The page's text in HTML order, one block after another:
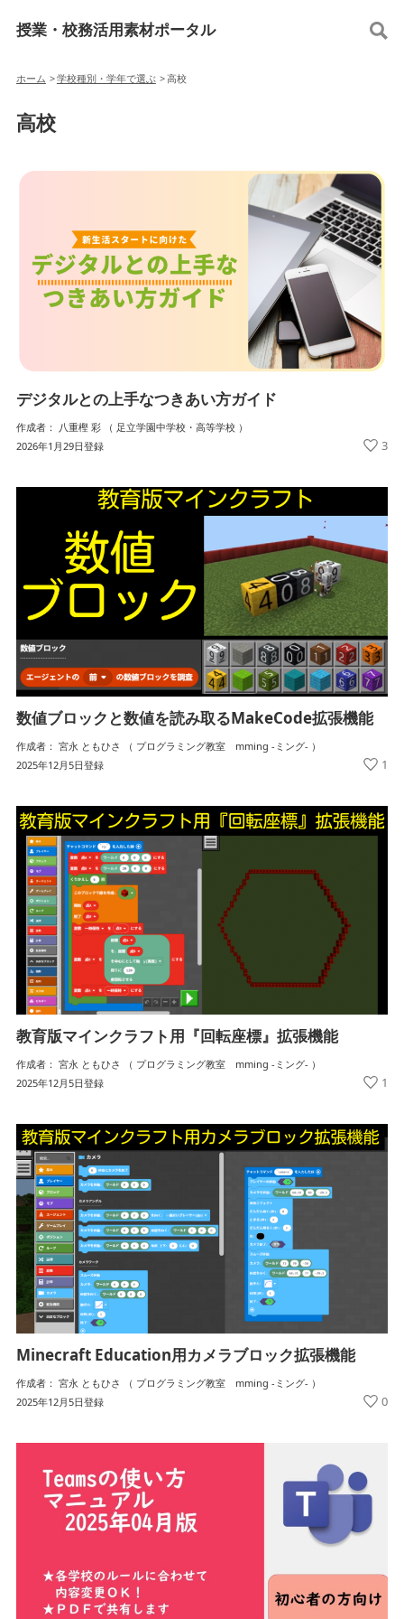
授業・校務活用素材ポータル
ホーム >学校種別・学年で選ぶ >高校
高校
デジタルとの上手なつきあい方ガイド
作成者： 八重樫 彩 （ 足立学園中学校・高等学校 ）
2026年1月29日登録
3
数値ブロックと数値を読み取るMakeCode拡張機能
作成者： 宮永 ともひさ （ プログラミング教室 mming -ミング- ）
2025年12月5日登録
1
教育版マインクラフト用『回転座標』拡張機能
作成者： 宮永 ともひさ （ プログラミング教室 mming -ミング- ）
2025年12月5日登録
1
Minecraft Education用カメラブロック拡張機能
作成者： 宮永 ともひさ （ プログラミング教室 mming -ミング- ）
2025年12月5日登録
0